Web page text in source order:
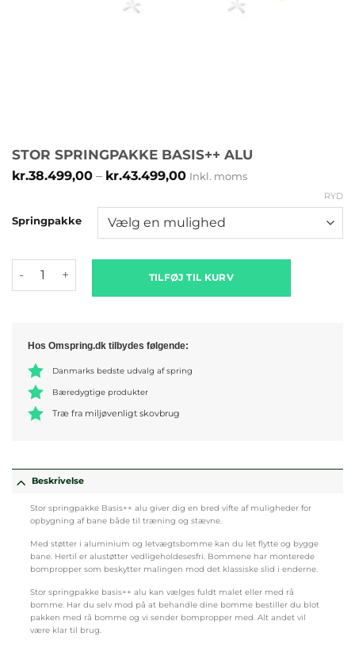
STOR SPRINGPAKKE BASIS++ ALU
kr.38.499,00 – kr.43.499,00Prisinterval:
kr.43.499,00
Inkl. moms
Springpakke
RYD
Stor Springpakke Basis++ alu antal
TILFØJ TIL KURV
Hos Omspring.dk tilbydes følgende:
Danmarks bedste udvalg af spring
Bæredygtige produkter
Træ fra miljøvenligt skovbrug
Beskrivelse
Stor springpakke Basis++ alu giver dig en bred vifte af muligheder for
opbygning af bane både til træning og stævne.
Med støtter i aluminium og letvægtsbomme kan du let flytte og bygge
bane. Hertil er alustøtter vedligeholdesesfri. Bommene har monterede
bompropper som beskytter malingen mod det klassiske slid i enderne.
Stor springpakke basis++ alu kan vælges fuldt malet eller med rå
bomme. Har du selv mod på at behandle dine bomme bestiller du blot
pakken med rå bomme og vi sender bompropper med. Alt andet vil
være klar til brug.